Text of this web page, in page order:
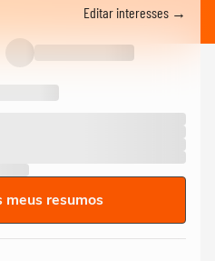
Editar interesses →
meus resumos